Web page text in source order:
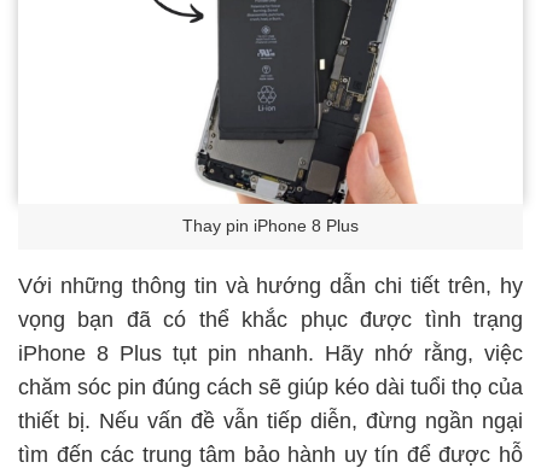
Thay pin iPhone 8 Plus
Với những thông tin và hướng dẫn chi tiết trên, hy
vọng bạn đã có thể khắc phục được tình trạng
iPhone 8 Plus tụt pin nhanh. Hãy nhớ rằng, việc
chăm sóc pin đúng cách sẽ giúp kéo dài tuổi thọ của
thiết bị. Nếu vấn đề vẫn tiếp diễn, đừng ngần ngại
tìm đến các trung tâm bảo hành uy tín để được hỗ